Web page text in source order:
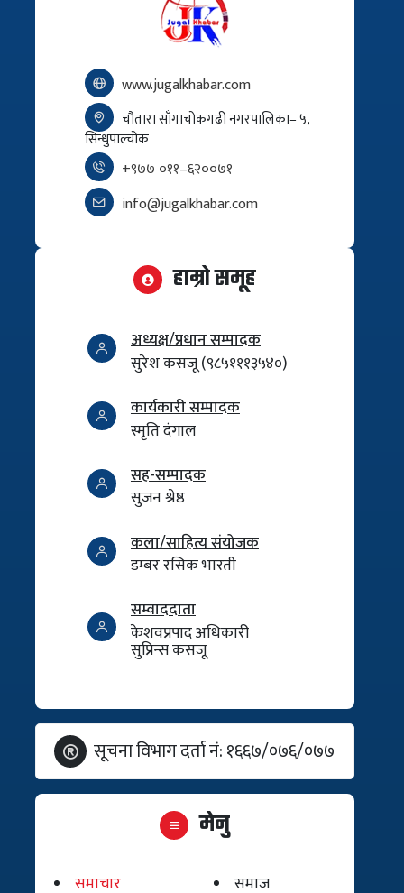
www.jugalkhabar.com
चौतारा साँगाचोकगढी नगरपालिका– ५,
सिन्धुपाल्चोक
+९७७ ०११–६२००७१
info@jugalkhabar.com
हाम्रो समूह
अध्यक्ष/प्रधान सम्पादक
सुरेश कसजू (९८५१११३५४०)
कार्यकारी सम्पादक
स्मृति दंगाल
सह-सम्पादक
सुजन श्रेष्ठ
कला/साहित्य संयोजक
डम्बर रसिक भारती
सम्वाददाता
केशवप्रपाद अधिकारी
सुप्रिन्स कसजू
सूचना विभाग दर्ता नं: १६६७/०७६/०७७
मेनु
समाचार समाज